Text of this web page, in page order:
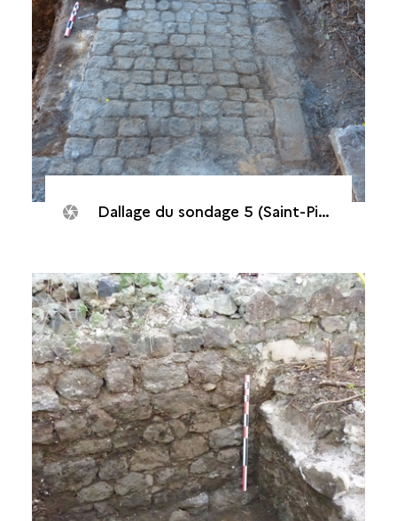
Dallage du sondage 5 (Saint-Pierre, Maison de Canonville, 2015)